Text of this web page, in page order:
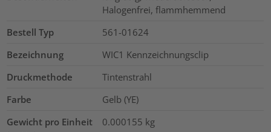
Halogenfrei, flammhemmend
Bestell Typ
561-01624
Bezeichnung
WIC1 Kennzeichnungsclip
Druckmethode
Tintenstrahl
Farbe
Gelb (YE)
Gewicht pro Einheit
0.000155 kg